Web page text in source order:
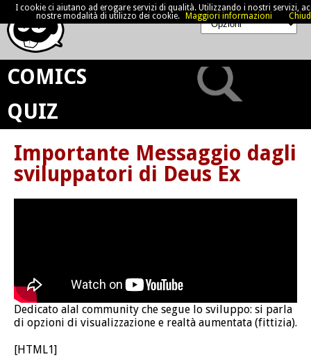
COMICS
QUIZ
Importante Messaggio dagli
sviluppatori di Deus Ex
Dedicato alal community che segue lo sviluppo: si parla
di opzioni di visualizzazione e realtà aumentata (fittizia).
[HTML1]
I cookie ci aiutano ad erogare servizi di qualità. Utilizzando i nostri servizi,
nostre modalità di utilizzo dei cookie.
Maggiori informazioni